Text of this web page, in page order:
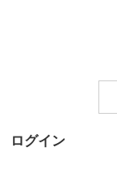
ログイン